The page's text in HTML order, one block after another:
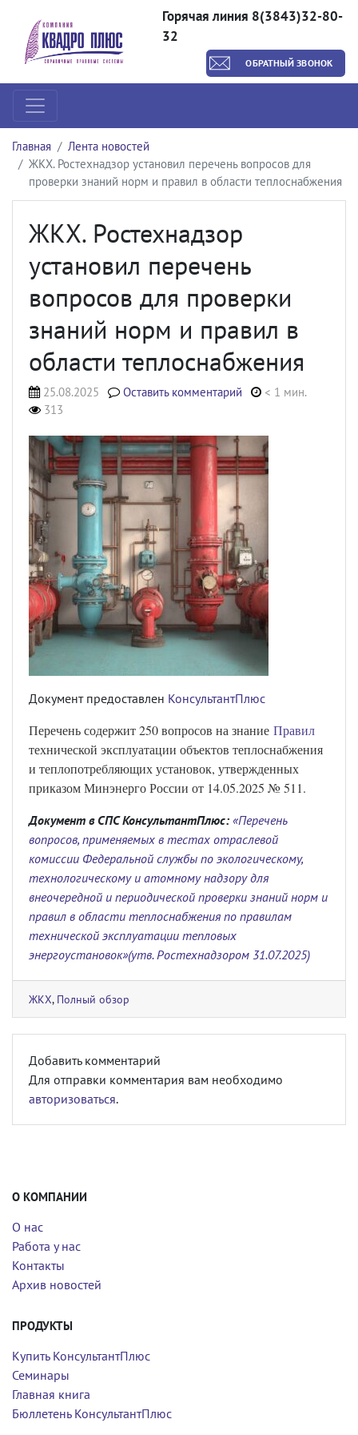
Горячая линия 8(3843)32-80-
32
ОБРАТНЫЙ ЗВОНОК
Главная
Лента новостей
ЖКХ. Ростехнадзор установил перечень вопросов для
проверки знаний норм и правил в области теплоснабжения
ЖКХ. Ростехнадзор
установил перечень
вопросов для проверки
знаний норм и правил в
области теплоснабжения
25.08.2025 Оставить комментарий
< 1 мин.
313
Документ предоставлен КонсультантПлюс
Перечень содержит 250 вопросов на знание Правил
технической эксплуатации объектов теплоснабжения
и теплопотребляющих установок, утвержденных
приказом Минэнерго России от 14.05.2025 № 511.
Документ в СПС КонсультантПлюс: «Перечень
вопросов, применяемых в тестах отраслевой
комиссии Федеральной службы по экологическому,
технологическому и атомному надзору для
внеочередной и периодической проверки знаний норм и
правил в области теплоснабжения по правилам
технической эксплуатации тепловых
энергоустановок»(утв. Ростехнадзором 31.07.2025)
ЖКХ, Полный обзор
Добавить комментарий
Для отправки комментария вам необходимо
авторизоваться.
О КОМПАНИИ
О нас
Работа у нас
Контакты
Архив новостей
ПРОДУКТЫ
Купить КонсультантПлюс
Семинары
Главная книга
Бюллетень КонсультантПлюс